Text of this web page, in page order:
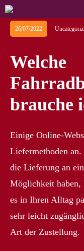
26/07/2022
Welche
brauche
Einige Online-
Liefermethoden an.
die Lieferung an
Möglichkeit haben,
es in Ihren Alltag
sehr leicht
Art der Zustellung.